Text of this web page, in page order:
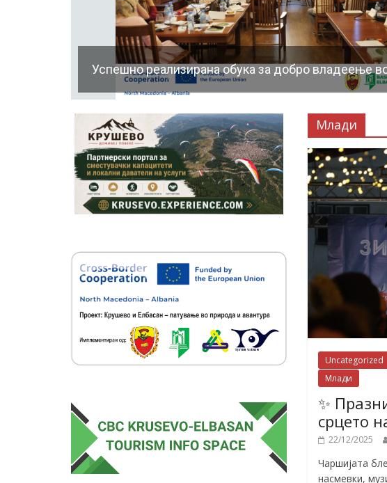
Успешно реализирана обука за добро владеење
Млади
Uncategorized
Млади
✨
срцето
22/12/2025
Чаршијата
насмевки,